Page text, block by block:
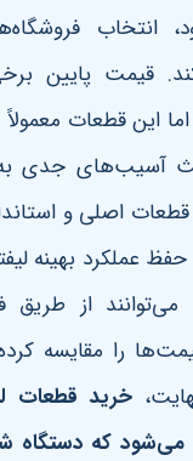
انتخاب
قیمت پایین
این قطعات معمولاً
آسیب‌های جدی به
اصلی و
حفظ عملکرد بهینه
از طریق
را مقایسه
خرید قطعات
که دستگاه شما